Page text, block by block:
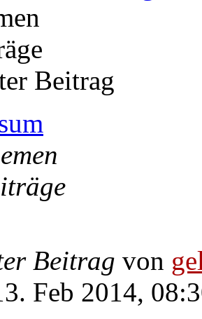
Beitrag
Beitrag von
Feb 2014,